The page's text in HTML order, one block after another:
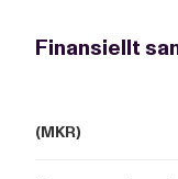
Finansiellt
(MKR)